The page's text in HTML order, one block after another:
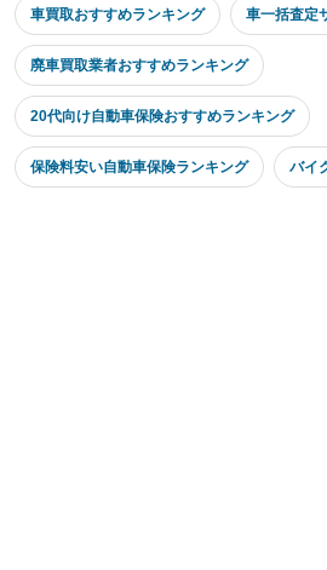
車買取おすすめランキング 車一括査定
廃車買取業者おすすめランキング
20代向け自動車保険おすすめランキング
保険料安い自動車保険ランキング バイ